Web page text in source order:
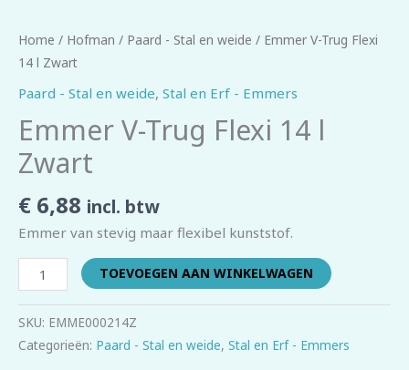
Home / Hofman / Paard - Stal en weide / Emmer V-Trug Flexi
14 l Zwart
Paard - Stal en weide, Stal en Erf - Emmers
Emmer V-Trug Flexi 14 l
Zwart
€ 6,88 incl. btw
Emmer van stevig maar flexibel kunststof.
TOEVOEGEN AAN WINKELWAGEN
SKU: EMME000214Z
Categorieën: Paard - Stal en weide, Stal en Erf - Emmers